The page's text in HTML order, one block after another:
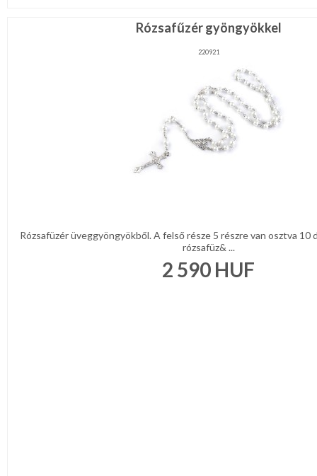
Rózsafűzér gyöngyökkel
220921
Rózsafüzér üveggyöngyökből. A felső része 5 részre van osztva 10
rózsafüz& ...
2 590 HUF